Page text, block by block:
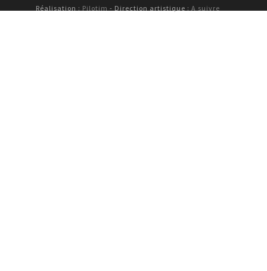
Réalisation : Pilotim - Direction artistique : A suivre